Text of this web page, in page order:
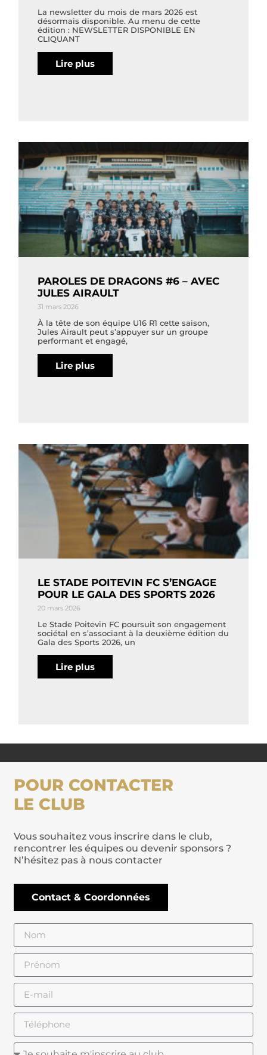
La newsletter du mois de mars 2026 est
désormais disponible. Au menu de cette
édition : NEWSLETTER DISPONIBLE EN
CLIQUANT
Lire plus
PAROLES DE DRAGONS #6 – AVEC
JULES AIRAULT
31 mars 2026
À la tête de son équipe U16 R1 cette saison,
Jules Airault peut s’appuyer sur un groupe
performant et engagé,
Lire plus
LE STADE POITEVIN FC S’ENGAGE
POUR LE GALA DES SPORTS 2026
20 mars 2026
Le Stade Poitevin FC poursuit son engagement
sociétal en s’associant à la deuxième édition du
Gala des Sports 2026, un
Lire plus
POUR CONTACTER
LE CLUB
Vous souhaitez vous inscrire dans le club,
rencontrer les équipes ou devenir sponsors ?
N’hésitez pas à nous contacter
Contact & Coordonnées